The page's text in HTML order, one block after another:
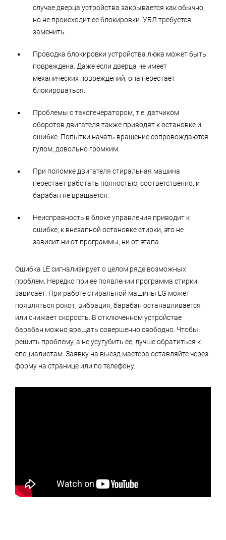
случае дверца устройства закрывается как обычно,
но не происходит ее блокировки. УБЛ требуется
заменить.
Проводка блокировки устройства люка может быть
повреждена. Даже если дверца не имеет
механических повреждений, она перестает
блокироваться.
Проблемы с тахогенератором, т.е. датчиком
оборотов двигателя также приводят к остановке и
ошибке. Попытки начать вращение сопровождаются
гулом, довольно громким.
При поломке двигателя стиральная машина
перестает работать полностью, соответственно, и
барабан не вращается.
Неисправность в блоке управления приводит к
ошибке, к внезапной остановке стирки, это не
зависит ни от программы, ни от этапа.
Ошибка LE сигнализирует о целом ряде возможных
проблем. Нередко при ее появлении программа стирки
зависает. При работе стиральной машины LG может
появляться рокот, вибрация, барабан останавливается
или снижает скорость. В отключенном устройстве
барабан можно вращать совершенно свободно. Чтобы
решить проблему, а не усугубить ее, лучше обратиться к
специалистам. Заявку на выезд мастера оставляйте через
форму на странице или по телефону.